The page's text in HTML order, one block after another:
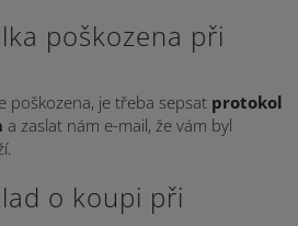
poškozena při
poškozena, je třeba sepsat protokol
a zaslat nám e-mail, že vám byl
o koupi při